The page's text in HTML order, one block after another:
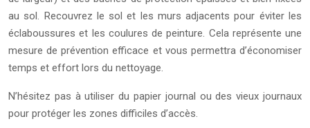
au sol. Recouvrez le sol et les murs adjacents pour éviter les
éclaboussures et les coulures de peinture. Cela représente une
mesure de prévention efficace et vous permettra d’économiser
temps et effort lors du nettoyage.
N’hésitez pas à utiliser du papier journal ou des vieux journaux
pour protéger les zones difficiles d’accès.